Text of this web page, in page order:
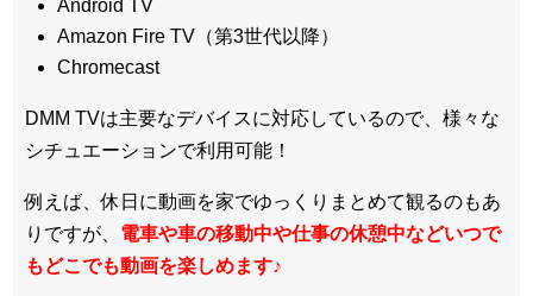
Android TV
Amazon Fire TV（第3世代以降）
Chromecast
DMM TVは主要なデバイスに対応しているので、 様々な
シチュエーションで利用可能！
例えば、休日に動画を家でゆっくりまとめて観るのもあ
りですが、 電車や車の移動中や仕事の休憩中などいつで
もどこでも動画を楽しめます♪